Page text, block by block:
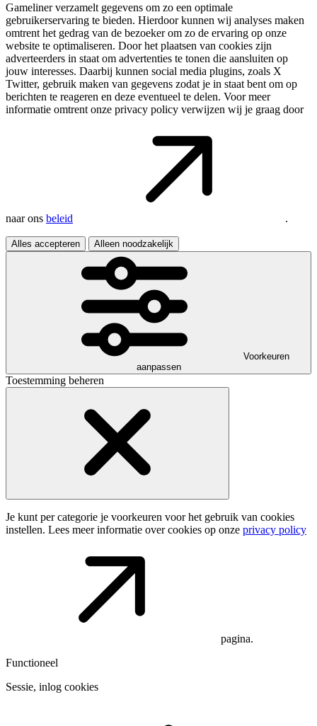
Gameliner verzamelt gegevens om zo een optimale
gebruikerservaring te bieden. Hierdoor kunnen wij analyses maken
omtrent het gedrag van de bezoeker om zo de ervaring op onze
website te optimaliseren. Door het plaatsen van cookies zijn
adverteerders in staat om advertenties te tonen die aansluiten op
jouw interesses. Daarbij kunnen social media plugins, zoals X
Twitter, gebruik maken van gegevens zodat je in staat bent om op
berichten te reageren en deze eventueel te delen. Voor meer
informatie omtrent onze privacy policy verwijzen wij je graag door
naar ons beleid .
Alles accepteren Alleen noodzakelijk
Voorkeuren
aanpassen
Toestemming beheren
Je kunt per categorie je voorkeuren voor het gebruik van cookies
instellen. Lees meer informatie over cookies op onze privacy policy
pagina.
Functioneel
Sessie, inlog cookies